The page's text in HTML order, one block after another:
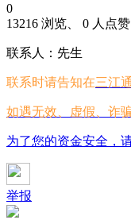
0
13216 浏览、 0 人点赞
联系人：先生
联系时请告知在三江
如遇无效、虚假、诈
为了您的资金安全，
举报